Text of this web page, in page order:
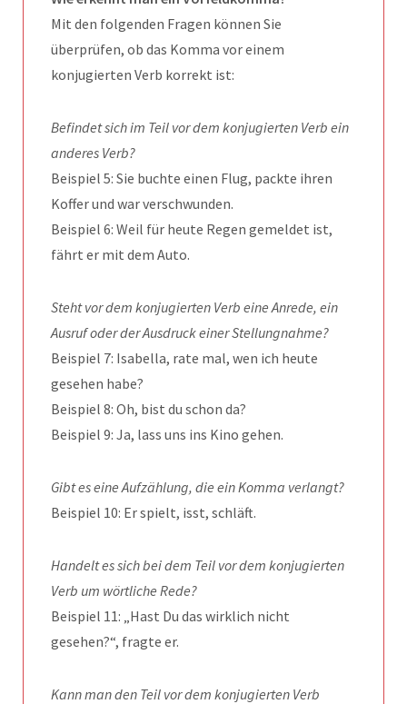
Mit den folgenden Fragen können Sie
überprüfen, ob das Komma vor einem
konjugierten Verb korrekt ist:
Befindet sich im Teil vor dem konjugierten Verb ein
anderes Verb?
Beispiel 5: Sie buchte einen Flug, packte ihren
Koffer und war verschwunden.
Beispiel 6: Weil für heute Regen gemeldet ist,
fährt er mit dem Auto.
Steht vor dem konjugierten Verb eine Anrede, ein
Ausruf oder der Ausdruck einer Stellungnahme?
Beispiel 7: Isabella, rate mal, wen ich heute
gesehen habe?
Beispiel 8: Oh, bist du schon da?
Beispiel 9: Ja, lass uns ins Kino gehen.
Gibt es eine Aufzählung, die ein Komma verlangt?
Beispiel 10: Er spielt, isst, schläft.
Handelt es sich bei dem Teil vor dem konjugierten
Verb um wörtliche Rede?
Beispiel 11: „Hast Du das wirklich nicht
gesehen?“, fragte er.
Kann man den Teil vor dem konjugierten Verb